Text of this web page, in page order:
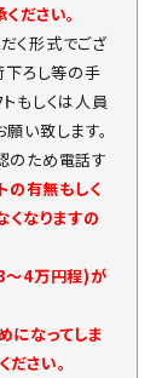
ださい。
く形式でござ
下ろし等の手
もしくは人員
い致します。
のため電話す
の有無もしく
なりますの
～4万円程)が
になってしま
さい。